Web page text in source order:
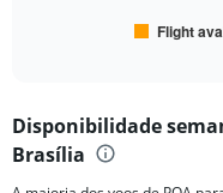
categories.
Range:
Flight
Disponibilidade
Brasília